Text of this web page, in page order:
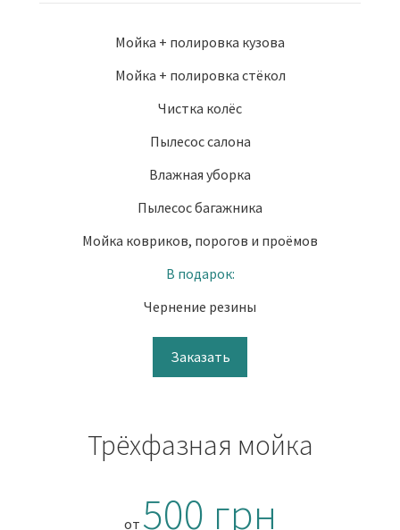
Мойка + полировка кузова
Мойка + полировка стёкол
Чистка колёс
Пылесос салона
Влажная уборка
Пылесос багажника
Мойка ковриков, порогов и проёмов
В подарок:
Чернение резины
Заказать
Трёхфазная мойка
от 500 грн